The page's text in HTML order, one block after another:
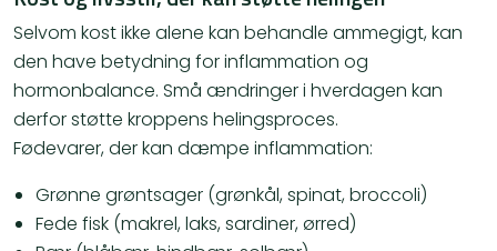
Selvom kost ikke alene kan behandle ammegigt, kan
den have betydning for inflammation og
hormonbalance. Små ændringer i hverdagen kan
derfor støtte kroppens helingsproces.
Fødevarer, der kan dæmpe inflammation:
Grønne grøntsager (grønkål, spinat, broccoli)
Fede fisk (makrel, laks, sardiner, ørred)